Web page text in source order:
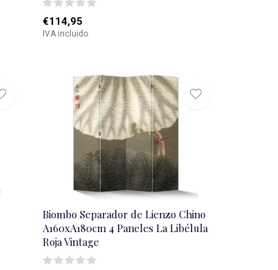
€114,95
IVA incluido
Biombo Separador de Lienzo Chino
A160xA180cm 4 Paneles La Libélula
Roja Vintage